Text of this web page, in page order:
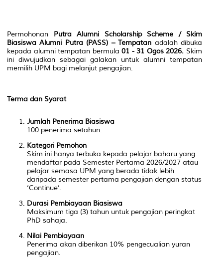
Permohonan Putra Alumni Scholarship Scheme / Skim
Biasiswa Alumni Putra (PASS) – Tempatan adalah dibuka
kepada alumni tempatan bermula 01 - 31 Ogos 2026. Skim
ini diwujudkan sebagai galakan untuk alumni tempatan
memilih UPM bagi melanjut pengajian.
Terma dan Syarat
Jumlah Penerima Biasiswa
100 penerima setahun.
Kategori Pemohon
Skim ini hanya terbuka kepada pelajar baharu yang
mendaftar pada Semester Pertama 2026/2027 atau
pelajar semasa UPM yang berada tidak lebih
daripada semester pertama pengajian dengan status
‘Continue’.
Durasi Pembiayaan Biasiswa
Maksimum tiga (3) tahun untuk pengajian peringkat
PhD sahaja.
Nilai Pembiayaan
Penerima akan diberikan 10% pengecualian yuran
pengajian.